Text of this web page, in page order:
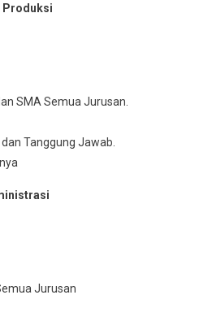
SMA Semua Juruѕаn.
dan Tanggung Jawab.
Juruѕаn